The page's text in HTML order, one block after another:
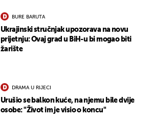
BURE BARUTA
Ukrajinski stručnjak upozorava na novu
prijetnju: Ovaj grad u BiH-u bi mogao biti
žarište
DRAMA U RIJECI
Urušio se balkon kuće, na njemu bile dvije
osobe: "Život im je visio o koncu"